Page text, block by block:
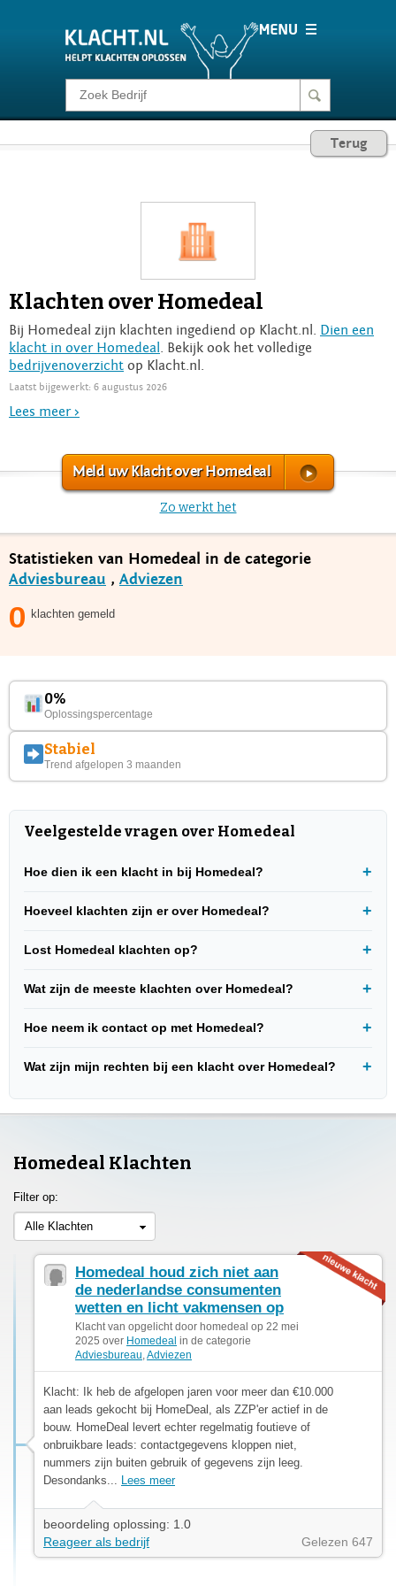
Klacht melden
Login
Terug
Klachten over Homedeal
Bij Homedeal zijn klachten ingediend op Klacht.nl. Dien een
klacht in over Homedeal
. Bekijk ook het volledige
bedrijvenoverzicht op Klacht.nl.
Laatst bijgewerkt: 6 augustus 2026
Lees meer >
Meld uw Klacht over Homedeal
Zo werkt het
Statistieken van Homedeal in de categorie
Adviesbureau , Adviezen
0 klachten gemeld
0%
Oplossingspercentage
Stabiel
Trend afgelopen 3 maanden
Veelgestelde vragen over Homedeal
Hoe dien ik een klacht in bij Homedeal?
Hoeveel klachten zijn er over Homedeal?
Lost Homedeal klachten op?
Wat zijn de meeste klachten over Homedeal?
Hoe neem ik contact op met Homedeal?
Wat zijn mijn rechten bij een klacht over Homedeal?
Homedeal Klachten
Filter op:
Alle Klachten
Homedeal houd zich niet aan
de nederlandse consumenten
wetten en licht vakmensen op
Klacht van opgelicht door homedeal op 22 mei
2025 over Homedeal in de categorie
Adviesbureau Adviezen
Klacht: Ik heb de afgelopen jaren voor meer dan €10.000
aan leads gekocht bij HomeDeal, als ZZP'er actief in de
bouw. HomeDeal levert echter regelmatig foutieve of
onbruikbare leads: contactgegevens kloppen niet,
nummers zijn buiten gebruik of gegevens zijn leeg.
Desondanks... Lees meer
beoordeling oplossing: 1.0
Reageer als bedrijf
Gelezen 647